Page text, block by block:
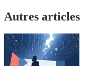
Autres articles